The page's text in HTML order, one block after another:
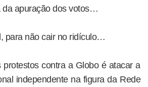
da apuração dos votos…
para não cair no ridículo…
protestos contra a Globo é atacar a
independente na figura da Rede